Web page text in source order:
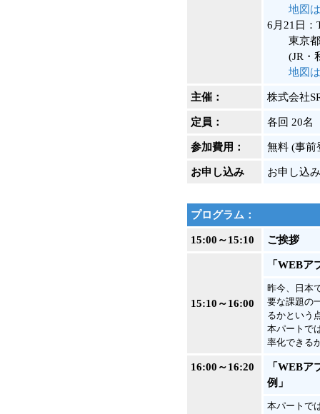
地図
6月21日
東京都
(JR・私
地図
主催： 株式会社
定員： 各回 20名
参加費用： 無料 (事前
お申し込み お申し込
プログラム：
15:00～15:10 ご挨拶
15:10～16:00
「WEB
昨今、日本
要な課題の
るかという
本パートで
率化できる
16:00～16:20
「WEB
例」
本パートで